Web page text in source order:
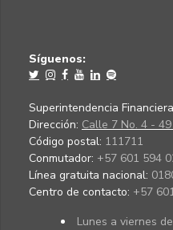
Síguenos:
Superintendencia
Dirección: Calle 7 No. 4 - 49
Código postal: 111711
Conmutador: +57 601 594
Línea gratuita nacional:
Centro de contacto: +57
Lunes a viernes